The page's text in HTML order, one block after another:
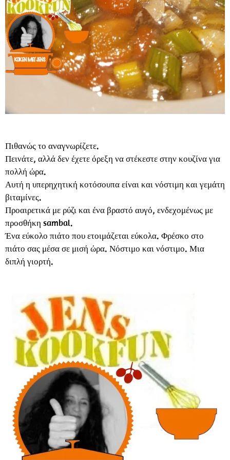
Πιθανώς το αναγνωρίζετε.
Πεινάτε, αλλά δεν έχετε όρεξη να στέκεστε στην κουζίνα για
πολλή ώρα.
Αυτή η υπερηχητική κοτόσουπα είναι και νόστιμη και γεμάτη
βιταμίνες.
Προαιρετικά με ρύζι και ένα βραστό αυγό, ενδεχομένως με
προσθήκη sambal.
Ένα εύκολο πιάτο που ετοιμάζεται εύκολα. Φρέσκο στο
πιάτο σας μέσα σε μισή ώρα. Νόστιμο και νόστιμο. Μια
διπλή γιορτή.